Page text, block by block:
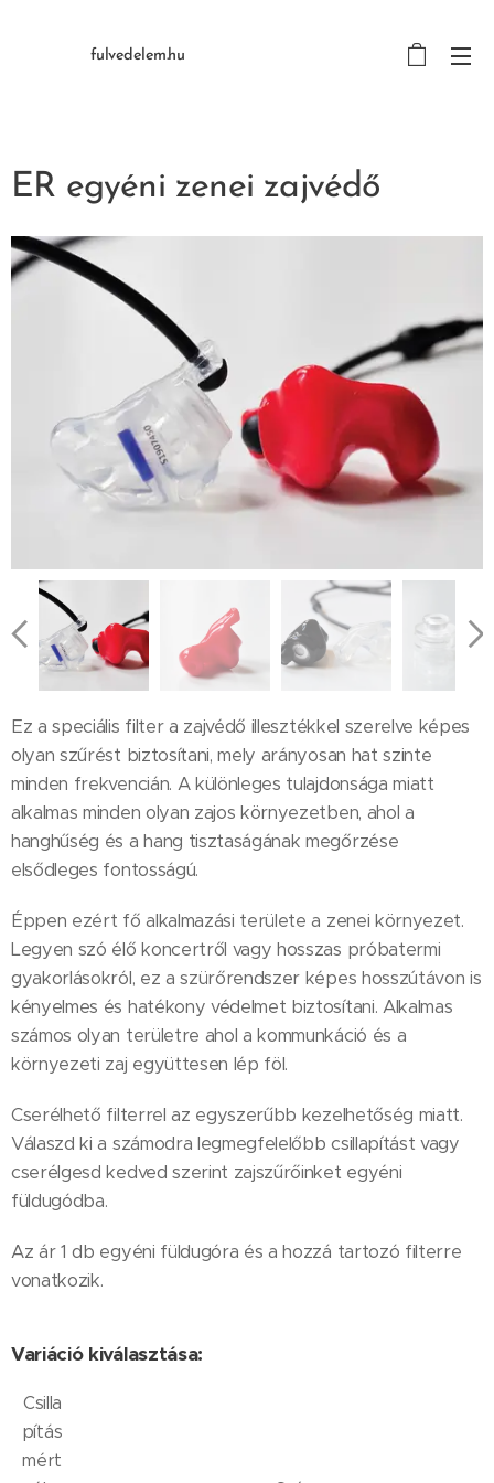
fulvedelem.hu
ER egyéni zenei zajvédő
Ez a speciális filter a zajvédő illesztékkel szerelve képes
olyan szűrést biztosítani, mely arányosan hat szinte
minden frekvencián. A különleges tulajdonsága miatt
alkalmas minden olyan zajos környezetben, ahol a
hanghűség és a hang tisztaságának megőrzése
elsődleges fontosságú.
Éppen ezért fő alkalmazási területe a zenei környezet.
Legyen szó élő koncertről vagy hosszas próbatermi
gyakorlásokról, ez a szürőrendszer képes hosszútávon is
kényelmes és hatékony védelmet biztosítani. Alkalmas
számos olyan területre ahol a kommunkáció és a
környezeti zaj együttesen lép föl.
Cserélhető filterrel az egyszerűbb kezelhetőség miatt.
Válaszd ki a számodra legmegfelelőbb csillapítást vagy
cserélgesd kedved szerint zajszűrőinket egyéni
füldugódba.
Az ár 1 db egyéni füldugóra és a hozzá tartozó filterre
vonatkozik.
Variáció kiválasztása:
Csilla
pítás
mért